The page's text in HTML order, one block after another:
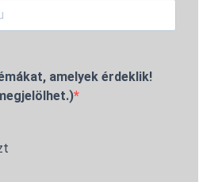
amelyek érdeklik!